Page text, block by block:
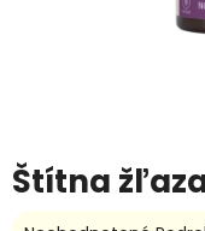
Štítna